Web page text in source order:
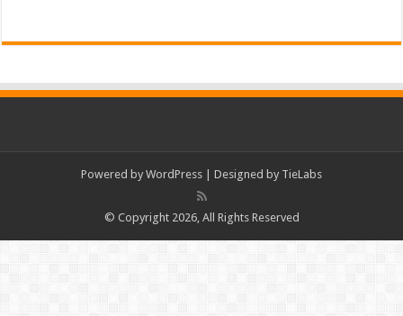
Powered by WordPress | Designed by TieLabs
© Copyright 2026, All Rights Reserved